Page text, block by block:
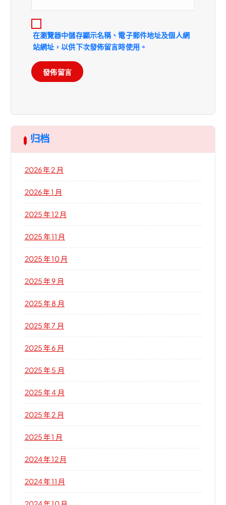
在瀏覽器中儲存顯示名稱、電子郵件地址及個人網
站網址，以供下次發佈留言時使用。
归档
2026 年 2 月
2026 年 1 月
2025 年 12 月
2025 年 11 月
2025 年 10 月
2025 年 9 月
2025 年 8 月
2025 年 7 月
2025 年 6 月
2025 年 5 月
2025 年 4 月
2025 年 2 月
2025 年 1 月
2024 年 12 月
2024 年 11 月